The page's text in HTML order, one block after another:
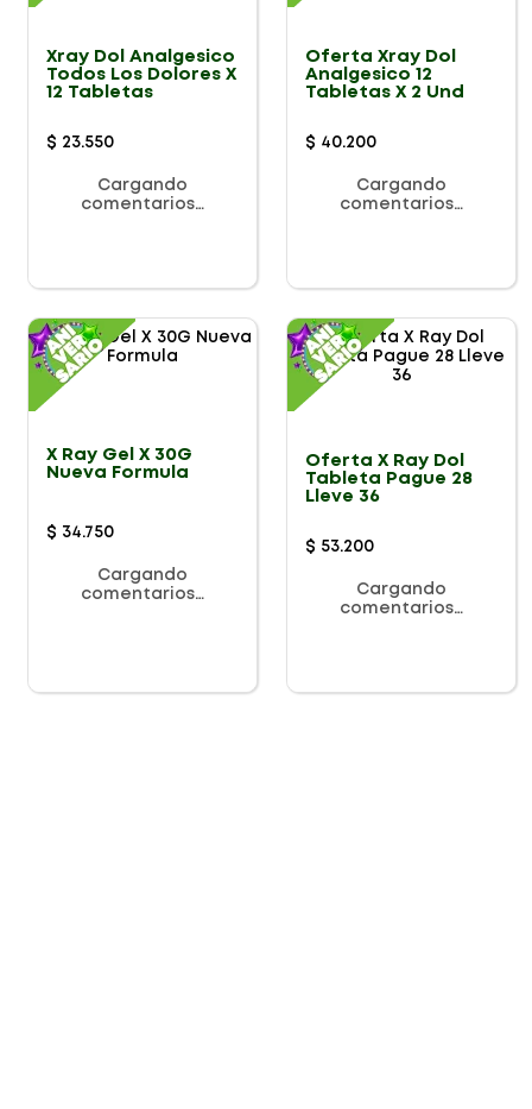
Xray Dol Analgesico
Todos Los Dolores X
12 Tabletas
$ 23.550
Cargando
comentarios…
Oferta Xray Dol
Analgesico 12
Tabletas X 2 Und
$ 40.200
Cargando
comentarios…
X Ray Gel X 30G
Nueva Formula
$ 34.750
Cargando
comentarios…
Oferta X Ray Dol
Tableta Pague 28
Lleve 36
$ 53.200
Cargando
comentarios…